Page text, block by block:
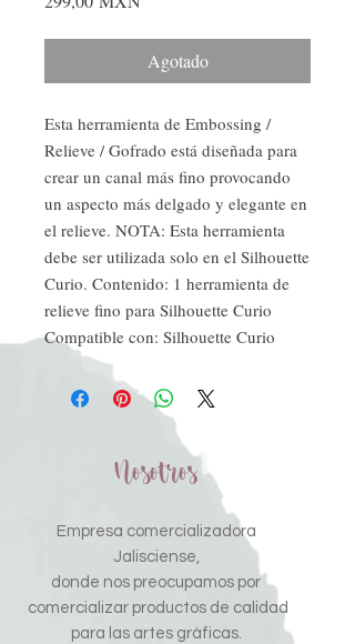
Agotado
Esta herramienta de Embossing /
Relieve / Gofrado está diseñada para
crear un canal más fino provocando
un aspecto más delgado y elegante en
el relieve. NOTA: Esta herramienta
debe ser utilizada solo en el Silhouette
Curio. Contenido: 1 herramienta de
relieve fino para Silhouette Curio
Compatible con: Silhouette Curio
Nosotros
Empresa comercializadora
Jalisciense,
donde nos preocupamos por
comercializar productos de calidad
para las artes gráficas.